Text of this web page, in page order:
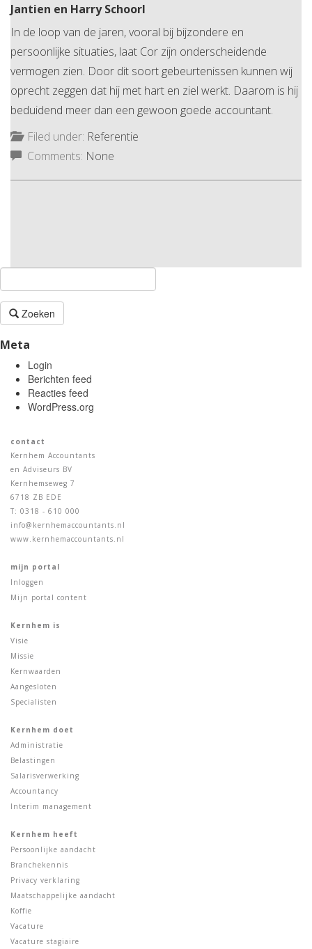
Jantien en Harry Schoorl
In de loop van de jaren, vooral bij bijzondere en
persoonlijke situaties, laat Cor zijn onderscheidende
vermogen zien. Door dit soort gebeurtenissen kunnen wij
oprecht zeggen dat hij met hart en ziel werkt. Daarom is hij
beduidend meer dan een gewoon goede accountant.
Filed under: Referentie
Comments: None
Zoeken
Meta
Login
Berichten feed
Reacties feed
WordPress.org
contact
Kernhem Accountants
en Adviseurs BV
Kernhemseweg 7
6718 ZB EDE
T: 0318 - 610 000
info@kernhemaccountants.nl
www.kernhemaccountants.nl
mijn portal
Inloggen
Mijn portal content
Kernhem is
Visie
Missie
Kernwaarden
Aangesloten
Specialisten
Kernhem doet
Administratie
Belastingen
Salarisverwerking
Accountancy
Interim management
Kernhem heeft
Persoonlijke aandacht
Branchekennis
Privacy verklaring
Maatschappelijke aandacht
Koffie
Vacature
Vacature stagiaire